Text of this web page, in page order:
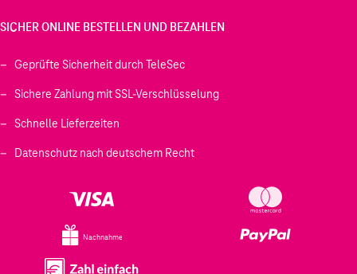
SICHER ONLINE BESTELLEN UND BEZAHLEN
Geprüfte Sicherheit durch TeleSec
Sichere Zahlung mit SSL-Verschlüsselung
Schnelle Lieferzeiten
Datenschutz nach deutschem Recht
Nachnahme